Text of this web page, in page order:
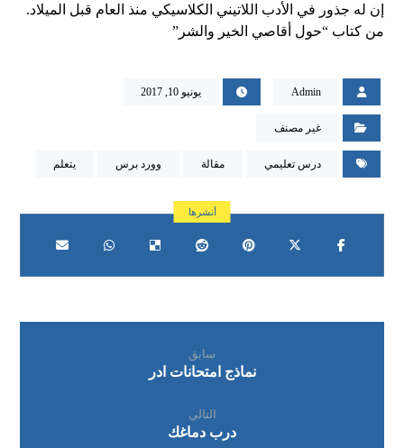
إن له جذور في الأدب اللاتيني الكلاسيكي منذ العام قبل الميلاد.
من كتاب “حول أقاصي الخير والشر”
Admin يونيو 10, 2017
غير مصنف
درس تعليمي مقالة وورد برس يتعلم
سابق
نماذج امتحانات ادر
التالي
درب دماغك